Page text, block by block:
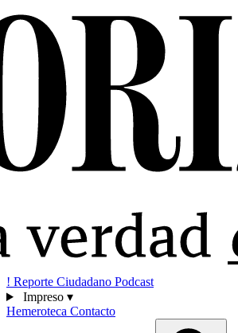
! Reporte Ciudadano Podcast
Impreso ▾
Hemeroteca Contacto